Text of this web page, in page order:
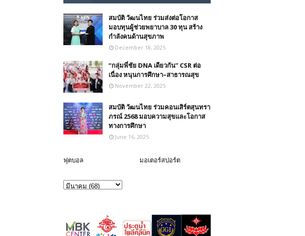
สมบัติ วัฒนไทย ร่วมส่งต่อโอกาส
มอบทุนผู้ช่วยพยาบาล 30 ทุน สร้าง
กำลังคนด้านสุขภาพ
December 18, 2025
“กลุ่มพี่ชัย DNA เดียวกัน” CSR ต่อ
เนื่อง หนุนการศึกษา–สาธารณสุข
November 22, 2025
สมบัติ วัฒนไทย ร่วมคอนเสิร์ตสุนทรา
ภรณ์ 2568 มอบความสุขและโอกาส
ทางการศึกษา
June 16, 2025
ฟุตบอล มอเตอร์สปอร์ต